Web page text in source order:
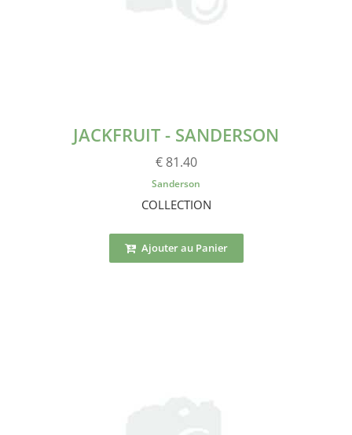
JACKFRUIT - SANDERSON
€ 81.40
Sanderson
COLLECTION
Ajouter au Panier